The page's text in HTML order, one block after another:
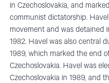
in Czechoslovakia, and
communist dictatorship.
movement and was detained
1982. Havel was also central
1989, which marked the end
Czechoslovakia. Havel was
Czechoslovakia in 1989, and